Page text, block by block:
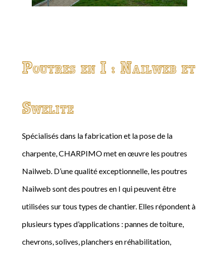
Poutres en I : Nailweb et
Swelite
Spécialisés dans la fabrication et la pose de la
charpente, CHARPIMO met en œuvre les poutres
Nailweb. D’une qualité exceptionnelle, les poutres
Nailweb sont des poutres en I qui peuvent être
utilisées sur tous types de chantier. Elles répondent à
plusieurs types d’applications : pannes de toiture,
chevrons, solives, planchers en réhabilitation,